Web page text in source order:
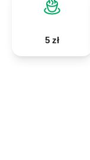
5 zł